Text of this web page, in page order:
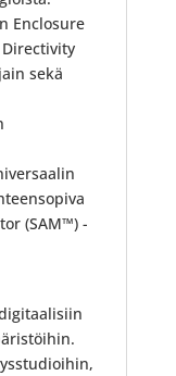
Enclosure
sekä
(SAM™) -